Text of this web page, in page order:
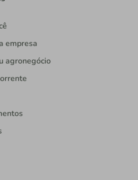
empresa
agronegócio